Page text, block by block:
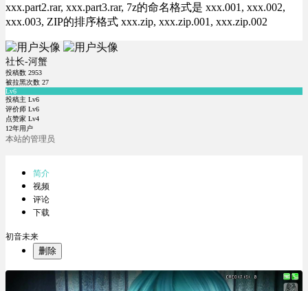
xxx.part2.rar, xxx.part3.rar, 7z的命名格式是 xxx.001, xxx.002,
xxx.003, ZIP的排序格式 xxx.zip, xxx.zip.001, xxx.zip.002
社长-河蟹
投稿数 2953
被拉黑次数 27
Lv6
投稿主 Lv6
评价师 Lv6
点赞家 Lv4
12年用户
本站的管理员
简介
视频
评论
下载
初音未来
删除